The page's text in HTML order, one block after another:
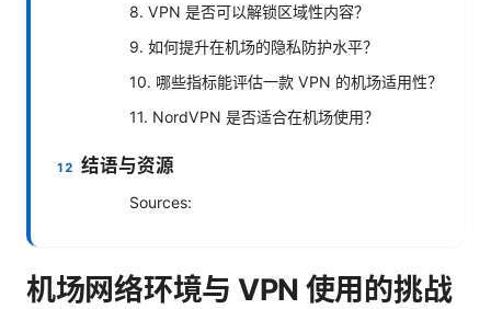
8. VPN 是否可以解锁区域性内容？
9. 如何提升在机场的隐私防护水平？
10. 哪些指标能评估一款 VPN 的机场适用性？
11. NordVPN 是否适合在机场使用？
结语与资源
Sources:
机场网络环境与 VPN 使用的挑战